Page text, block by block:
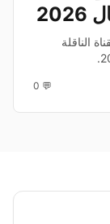
الناقلة
💬 0